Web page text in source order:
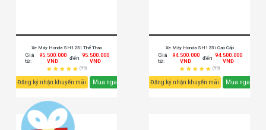
Xe Máy Honda SH125i Thể Thao
Giá
từ:
95.500.000
VNĐ
đến 95.500.000
VNĐ
(99)
Đăng ký nhận khuyến mãi Mua ngay
Xe Máy Honda SH125i Cao Cấp
Giá
từ:
94.500.000
VNĐ
đến 94.500.000
VNĐ
(99)
Đăng ký nhận khuyến mãi Mua ngay